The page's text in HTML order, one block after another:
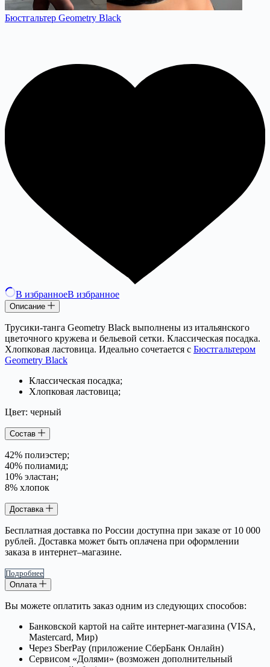
Бюстгальтер Geometry Black
В избранноеВ избранное
Описание
Трусики-танга Geometry Black выполнены из итальянского
цветочного кружева и бельевой сетки. Классическая посадка.
Хлопковая ластовица. Идеально сочетается с Бюстгальтером
Geometry Black
Классическая посадка;
Хлопковая ластовица;
Цвет: черный
Состав
42% полиэстер;
40% полиамид;
10% эластан;
8% хлопок
Доставка
Бесплатная доставка по России доступна при заказе от 10 000
рублей. Доставка может быть оплачена при оформлении
заказа в интернет–магазине.
Подробнее
Оплата
Вы можете оплатить заказ одним из следующих способов:
Банковской картой на сайте интернет-магазина (VISA,
Mastercard, Мир)
Через SberPay (приложение СберБанк Онлайн)
Сервисом «Долями» (возможен дополнительный